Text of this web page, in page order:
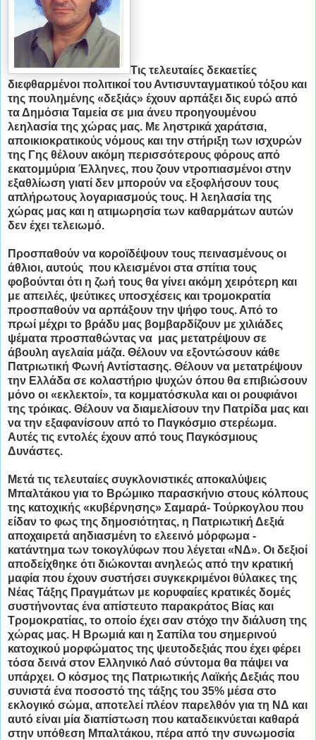
Τις τελευταίες δεκαετίες
διεφθαρμένοι πολιτικοί του Αντισυνταγματικού τόξου και
της πουλημένης «δεξιάς» έχουν αρπάξει δις ευρώ από
τα Δημόσια Ταμεία σε μια άνευ προηγουμένου
λεηλασία της χώρας μας. Με ληστρικά χαράτσια,
αποικιοκρατικούς νόμους και την στήριξη των ισχυρών
της Γης θέλουν ακόμη περισσότερους φόρους από
εκατομμύρια Έλληνες, που ζουν ντροπιασμένοι στην
εξαθλίωση γιατί δεν μπορούν να εξοφλήσουν τους
απλήρωτους λογαριασμούς τους. Η λεηλασία της
χώρας μας και η ατιμωρησία των καθαρμάτων αυτών
δεν έχει τελειωμό.
Προσπαθούν να κοροϊδέψουν τους πεινασμένους οι
άθλιοι, αυτούς που κλεισμένοι στα σπίτια τους
φοβούνται ότι η ζωή τους θα γίνει ακόμη χειρότερη και
με απειλές, ψεύτικες υποσχέσεις και τρομοκρατία
προσπαθούν να αρπάξουν την ψήφο τους. Από το
πρωί μέχρι το βράδυ μας βομβαρδίζουν με χιλιάδες
ψέματα προσπαθώντας να μας μετατρέψουν σε
άβουλη αγελαία μάζα. Θέλουν να εξοντώσουν κάθε
Πατριωτική Φωνή Αντίστασης. Θέλουν να μετατρέψουν
την Ελλάδα σε κολαστήριο ψυχών όπου θα επιβιώσουν
μόνο οι «εκλεκτοί», τα κομματόσκυλα και οι ρουφιάνοι
της τρόικας. Θέλουν να διαμελίσουν την Πατρίδα μας και
να την εξαφανίσουν από το Παγκόσμιο στερέωμα.
Αυτές τις εντολές έχουν από τους Παγκόσμιους
Δυνάστες.
Μετά τις τελευταίες συγκλονιστικές αποκαλύψεις
Μπαλτάκου για το Βρώμικο παρασκήνιο στους κόλπους
της κατοχικής «κυβέρνησης» Σαμαρά- Τούρκογλου που
είδαν το φως της δημοσιότητας, η Πατριωτική Δεξιά
αποχαιρετά αηδιασμένη το ελεεινό μόρφωμα -
κατάντημα των τοκογλύφων που λέγεται «ΝΔ». Οι δεξιοί
αποδείχθηκε ότι διώκονται ανηλεώς από την κρατική
μαφία που έχουν συστήσει συγκεκριμένοι θύλακες της
Νέας Τάξης Πραγμάτων με κορυφαίες κρατικές δομές
συστήνοντας ένα απίστευτο παρακράτος Βίας και
Τρομοκρατίας, το οποίο έχει σαν στόχο την διάλυση της
χώρας μας. Η Βρωμιά και η Σαπίλα του σημερινού
κατοχικού μορφώματος της ψευτοδεξιάς που έχει φέρει
τόσα δεινά στον Ελληνικό Λαό σύντομα θα πάψει να
υπάρχει. Ο κόσμος της Πατριωτικής Λαϊκής Δεξιάς που
συνιστά ένα ποσοστό της τάξης του 35% μέσα στο
εκλογικό σώμα, αποτελεί πλέον παρελθόν για τη ΝΔ και
αυτό είναι μία διαπίστωση που καταδεικνύεται καθαρά
στην υπόθεση Μπαλτάκου, πέρα από την συνωμοσία